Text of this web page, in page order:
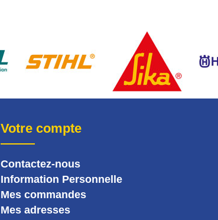
Votre compte
Contactez-nous
Information Personnelle
Mes commandes
Mes adresses